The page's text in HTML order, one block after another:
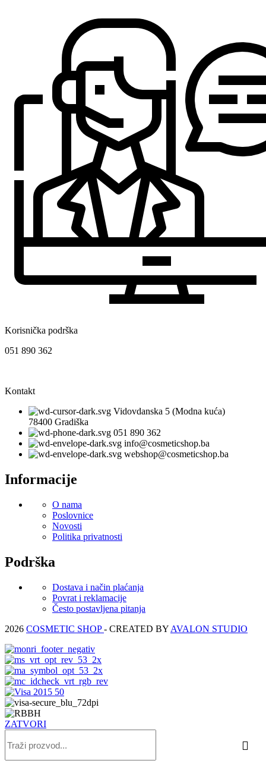
Korisnička podrška
051 890 362
Kontakt
Vidovdanska 5 (Modna kuća)
78400 Gradiška
051 890 362
info@cosmeticshop.ba
webshop@cosmeticshop.ba
Informacije
O nama
Poslovnice
Novosti
Politika privatnosti
Podrška
Dostava i način plaćanja
Povrat i reklamacije
Često postavljena pitanja
2026 COSMETIC SHOP- CREATED BY AVALON STUDIO
ZATVORI